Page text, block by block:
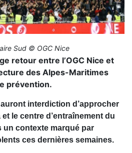
Sud © OGC Nice
retour entre l’OGC Nice et
des Alpes-Maritimes
prévention.
interdiction d’approcher
le centre d’entraînement du
un contexte marqué par
ces dernières semaines.